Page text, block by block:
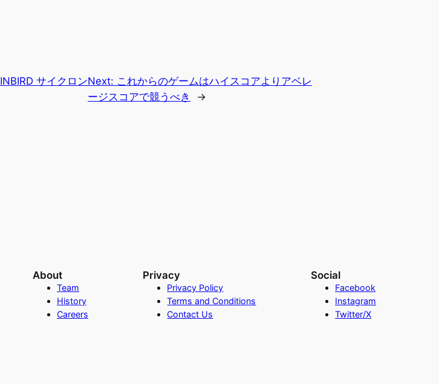
サイクロンNext: これからのゲームはハイスコアよりアベレ
ージスコアで競うべき
→
About
Team
History
Careers
Privacy
Privacy Policy
Terms and Conditions
Contact Us
Social
Facebook
Instagram
Twitter/X